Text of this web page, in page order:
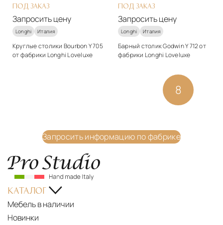
ПОД ЗАКАЗ
Запросить цену
Longhi Италия
Круглые столики Bourbon Y 705
от фабрики Longhi Loveluxe
ПОД ЗАКАЗ
Запросить цену
Longhi Италия
Барный столик Godwin Y 712 от
фабрики Longhi Loveluxe
Подробнее 8
AURA
COLLECTION
—
A
CONVERSATION
Запросить информацию по фабрике
КАТАЛОГ
Мебель в наличии
Новинки